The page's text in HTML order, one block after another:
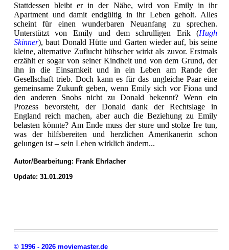
Stattdessen bleibt er in der Nähe, wird von Emily in ihr
Apartment und damit endgültig in ihr Leben geholt. Alles
scheint für einen wunderbaren Neuanfang zu sprechen.
Unterstützt von Emily und dem schrulligen Erik (Hugh
Skinner), baut Donald Hütte und Garten wieder auf, bis seine
kleine, alternative Zuflucht hübscher wirkt als zuvor. Erstmals
erzählt er sogar von seiner Kindheit und von dem Grund, der
ihn in die Einsamkeit und in ein Leben am Rande der
Gesellschaft trieb. Doch kann es für das ungleiche Paar eine
gemeinsame Zukunft geben, wenn Emily sich vor Fiona und
den anderen Snobs nicht zu Donald bekennt? Wenn ein
Prozess bevorsteht, der Donald dank der Rechtslage in
England reich machen, aber auch die Beziehung zu Emily
belasten könnte? Am Ende muss der sture und stolze Ire tun,
was der hilfsbereiten und herzlichen Amerikanerin schon
gelungen ist – sein Leben wirklich ändern...
Autor/Bearbeitung: Frank Ehrlacher
Update: 31.01.2019
© 1996 - 2026 moviemaster.de